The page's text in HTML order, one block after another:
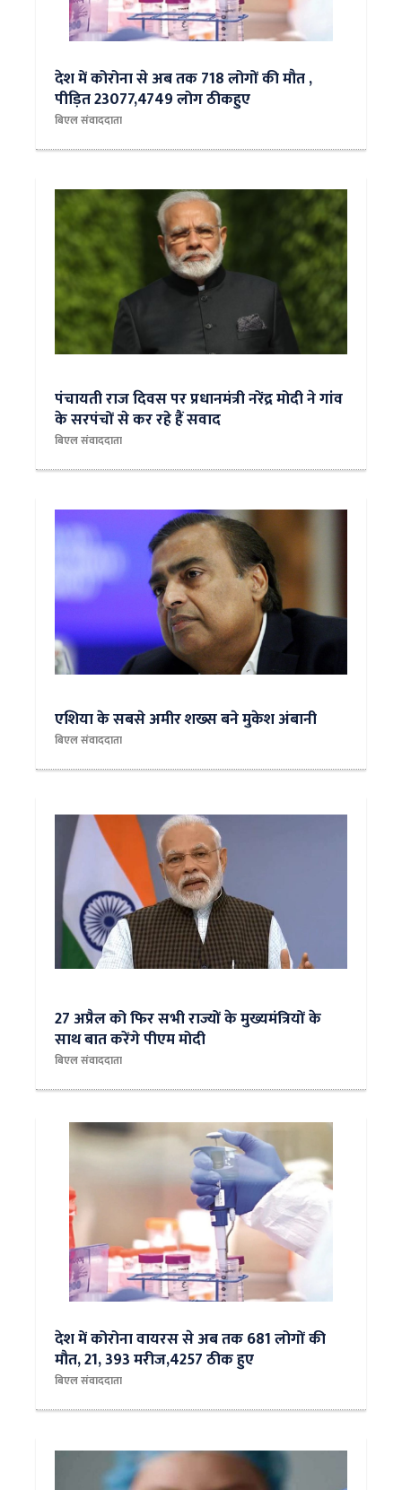
देश में कोरोना से अब तक 718 लोगों की मौत ,
पीड़ित 23077,4749 लोग ठीकहुए
बिएल संवाददाता
पंचायती राज दिवस पर प्रधानमंत्री नरेंद्र मोदी ने गांव
के सरपंचों से कर रहे हैं सवाद
बिएल संवाददाता
​एशिया के सबसे अमीर शख्स बने मुकेश अंबानी
बिएल संवाददाता
​27 अप्रैल को फिर सभी राज्यों के मुख्यमंत्रियों के
साथ बात करेंगे पीएम मोदी
बिएल संवाददाता
देश में कोरोना वायरस से अब तक 681 लोगों की
मौत, 21, 393 मरीज,4257 ठीक हुए
बिएल संवाददाता